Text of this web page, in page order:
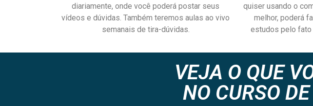
diariamente, onde você poderá postar seus
vídeos e dúvidas. Também teremos aulas ao vivo
semanais de tira-dúvidas.
quiser usando o
melhor, poderá
estudos pelo fato
VEJA O QUE
NO CURSO